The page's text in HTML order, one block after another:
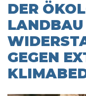
DER
LANDBAU
GEGEN